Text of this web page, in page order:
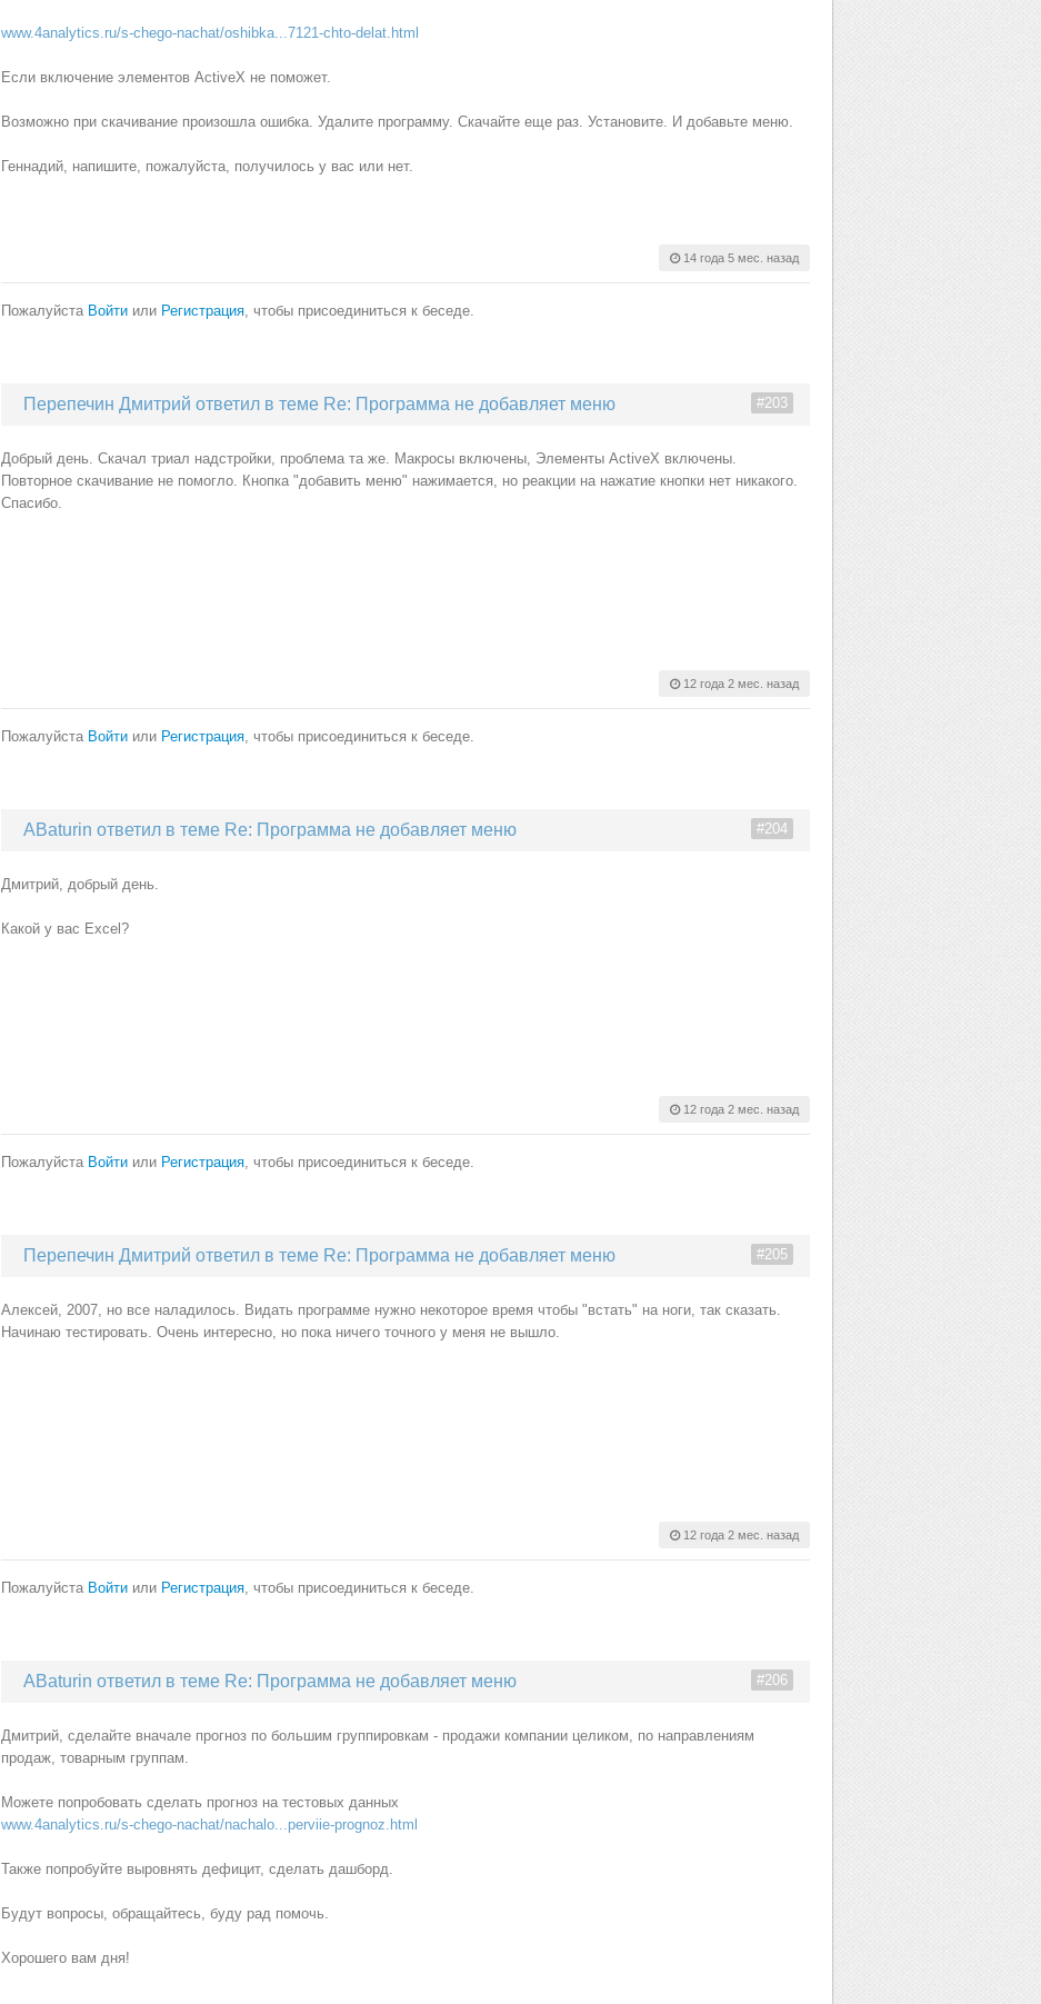
www.4analytics.ru/s-chego-nachat/oshibka...7121-chto-delat.html
Если включение элементов ActiveX не поможет.
Возможно при скачивание произошла ошибка. Удалите программу. Скачайте еще раз. Установите. И добавьте меню.
Геннадий, напишите, пожалуйста, получилось у вас или нет.
14 года 5 мес. назад
Пожалуйста Войти или Регистрация, чтобы присоединиться к беседе.
Перепечин Дмитрий ответил в теме Re: Программа не добавляет меню
Добрый день. Скачал триал надстройки, проблема та же. Макросы включены, Элементы ActiveX включены.
Повторное скачивание не помогло. Кнопка "добавить меню" нажимается, но реакции на нажатие кнопки нет никакого.
Спасибо.
12 года 2 мес. назад
#203
Пожалуйста Войти или Регистрация, чтобы присоединиться к беседе.
ABaturin ответил в теме Re: Программа не добавляет меню
Дмитрий, добрый день.
Какой у вас Excel?
12 года 2 мес. назад
#204
Пожалуйста Войти или Регистрация, чтобы присоединиться к беседе.
Перепечин Дмитрий ответил в теме Re: Программа не добавляет меню
Алексей, 2007, но все наладилось. Видать программе нужно некоторое время чтобы "встать" на ноги, так сказать.
Начинаю тестировать. Очень интересно, но пока ничего точного у меня не вышло.
12 года 2 мес. назад
#205
Пожалуйста Войти или Регистрация, чтобы присоединиться к беседе.
ABaturin ответил в теме Re: Программа не добавляет меню
Дмитрий, сделайте вначале прогноз по большим группировкам - продажи компании целиком, по направлениям
продаж, товарным группам.
Можете попробовать сделать прогноз на тестовых данных
www.4analytics.ru/s-chego-nachat/nachalo...perviie-prognoz.html
Также попробуйте выровнять дефицит, сделать дашборд.
Будут вопросы, обращайтесь, буду рад помочь.
Хорошего вам дня!
#206